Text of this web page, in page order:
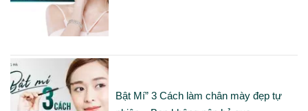
Bật Mí” 3 Cách làm chân mày đẹp tự